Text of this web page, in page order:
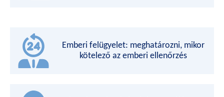
Emberi felügyelet: meghatározni, mikor
kötelező az emberi ellenőrzés